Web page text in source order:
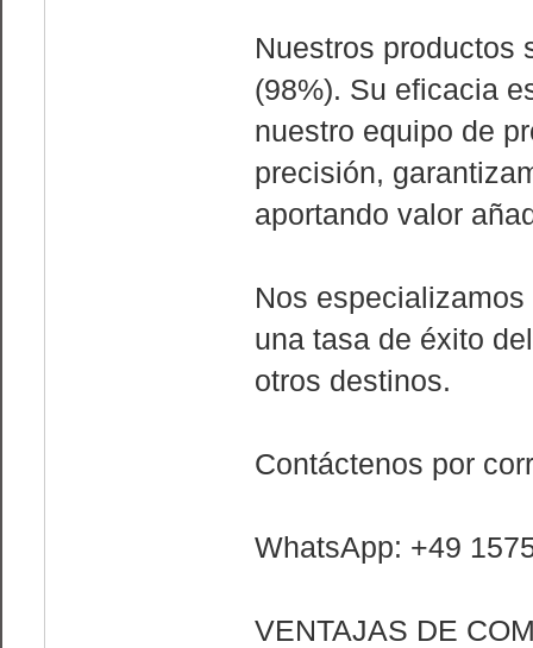
Nuestros productos
(98%). Su eficacia
nuestro equipo de
precisión,
aportando valor
Nos
una tasa de éxito
otros destinos.
Contáctenos por
WhatsApp: +49
VENTAJAS DE